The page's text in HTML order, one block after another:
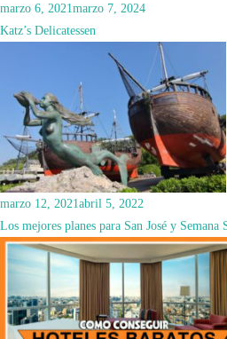
marzo 6, 2021marzo 7, 2024
Katz’s Delicatessen
marzo 12, 2021abril 5, 2022
Los mejores planes para San José y Semana